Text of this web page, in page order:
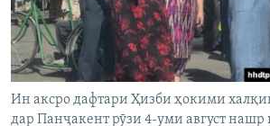
Ин аксро дафтари Ҳизби ҳокими
дар Панҷакент рӯзи 4-уми август нашр